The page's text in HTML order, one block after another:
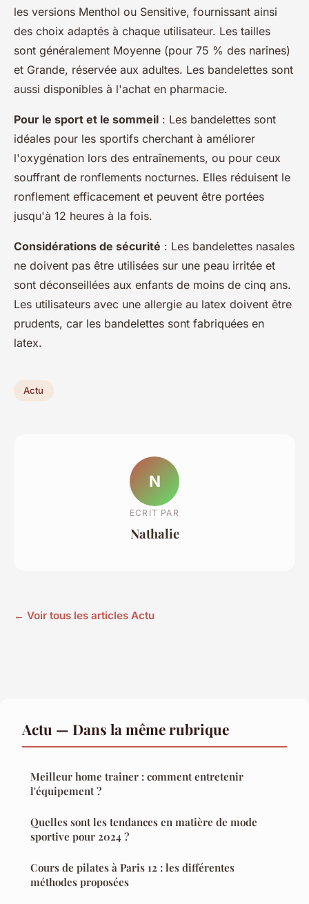
les versions Menthol ou Sensitive, fournissant ainsi
des choix adaptés à chaque utilisateur. Les tailles
sont généralement Moyenne (pour 75 % des narines)
et Grande, réservée aux adultes. Les bandelettes sont
aussi disponibles à l'achat en pharmacie.
Pour le sport et le sommeil : Les bandelettes sont
idéales pour les sportifs cherchant à améliorer
l'oxygénation lors des entraînements, ou pour ceux
souffrant de ronflements nocturnes. Elles réduisent le
ronflement efficacement et peuvent être portées
jusqu'à 12 heures à la fois.
Considérations de sécurité : Les bandelettes nasales
ne doivent pas être utilisées sur une peau irritée et
sont déconseillées aux enfants de moins de cinq ans.
Les utilisateurs avec une allergie au latex doivent être
prudents, car les bandelettes sont fabriquées en
latex.
Actu
N
ECRIT PAR
Nathalie
← Voir tous les articles Actu
Actu — Dans la même rubrique
Meilleur home trainer : comment entretenir
l'équipement ?
Quelles sont les tendances en matière de mode
sportive pour 2024 ?
Cours de pilates à Paris 12 : les différentes
méthodes proposées